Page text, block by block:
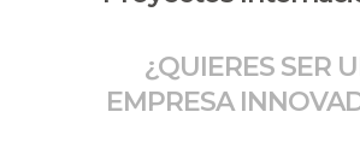
¿QUIERES SER
EMPRESA